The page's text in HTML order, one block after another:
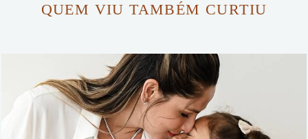
QUEM VIU TAMBÉM CURTIU